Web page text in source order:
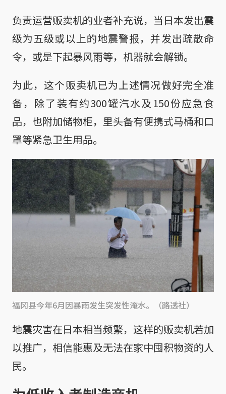
负责运营贩卖机的业者补充说，当日本发出震
级为五级或以上的地震警报，并发出疏散命
令，或是下起暴风雨等，机器就会解锁。
为此，这个贩卖机已为上述情况做好完全准
备，除了装有约300罐汽水及150份应急食
品，也附加储物柜，里头备有便携式马桶和口
罩等紧急卫生用品。
福冈县今年6月因暴雨发生突发性淹水。（路透社）
地震灾害在日本相当频繁，这样的贩卖机若加
以推广，相信能惠及无法在家中囤积物资的人
民。